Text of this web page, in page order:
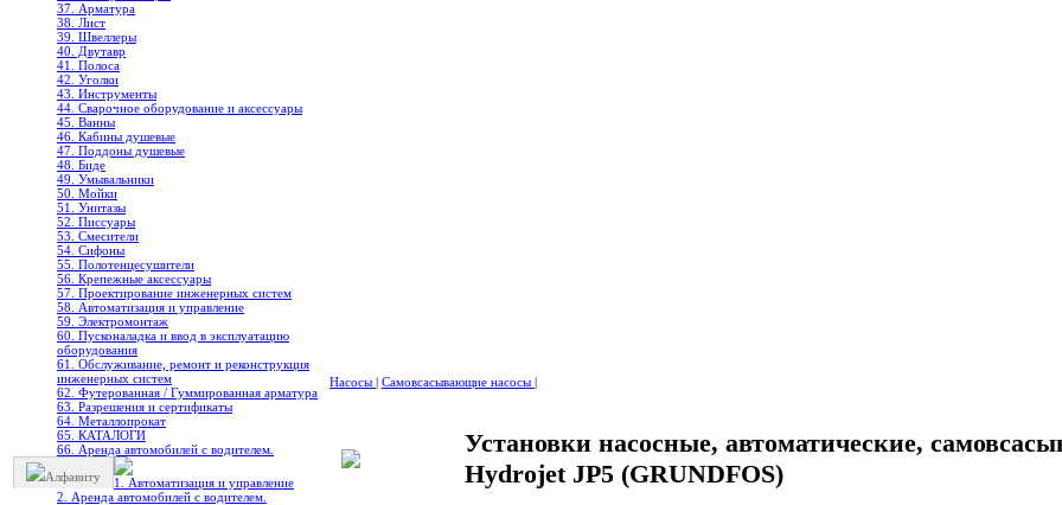
37. Арматура
38. Лист
39. Швеллеры
40. Двутавр
41. Полоса
42. Уголки
43. Инструменты
44. Сварочное оборудование и аксессуары
45. Ванны
46. Кабины душевые
47. Поддоны душевые
48. Биде
49. Умывальники
50. Мойки
51. Унитазы
52. Писсуары
53. Смесители
54. Сифоны
55. Полотенцесушители
56. Крепежные аксессуары
57. Проектирование инженерных систем
58. Автоматизация и управление
59. Электромонтаж
60. Пусконаладка и ввод в эксплуатацию
оборудования
61. Обслуживание, ремонт и реконструкция
инженерных систем
62. Футерованная / Гуммированная арматура
63. Разрешения и сертификаты
64. Металлопрокат
65. КАТАЛОГИ
66. Аренда автомобилей с водителем.
Алфавиту
1. Автоматизация и управление
2. Аренда автомобилей с водителем.
Насосы | Самовсасывающие насосы |
Установки насосные, автоматические,
Hydrojet JP5 (GRUNDFOS)